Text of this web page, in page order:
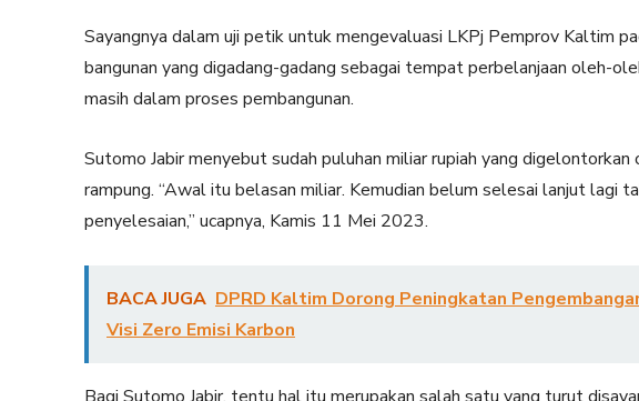
Sayangnya dalam uji petik untuk mengevaluasi LKPj Pemprov Kaltim
bangunan yang digadang-gadang sebagai tempat perbelanjaan oleh-
masih dalam proses pembangunan.
Sutomo Jabir menyebut sudah puluhan miliar rupiah yang
rampung. “Awal itu belasan miliar. Kemudian belum selesai lanjut lagi
penyelesaian,” ucapnya, Kamis 11 Mei 2023.
BACA JUGA DPRD Kaltim Dorong Peningkatan
Visi Zero Emisi Karbon